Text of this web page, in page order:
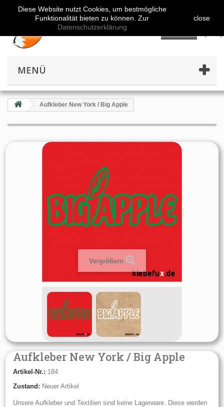
MENÜ
Aufkleber New York / Big Apple
Vergrößern
Aufkleber New York / Big Apple
Artikel-Nr.: 184
Zustand: Neuer Artikel
Unsere Aufkleber und Textilien sind keine Lagerware. Diese werden
Diese Website nutzt Cookies, um bestmögliche
Funktionalität bieten zu können. Zur
Datenschutzerklärung
close